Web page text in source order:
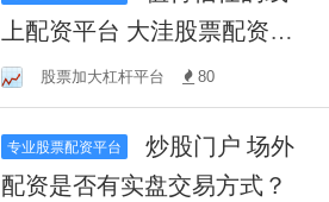
上配资平台 大洼股票配资，
快速入门指南
股票加大杠杆平台 80
专业股票配资平台
炒股门户 场外
配资是否有实盘交易方式？